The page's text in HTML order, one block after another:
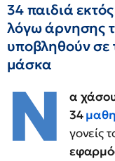
34 παιδιά
λόγω άρνησης
υποβληθούν σε
μάσκα
Ν
α
34
γονείς